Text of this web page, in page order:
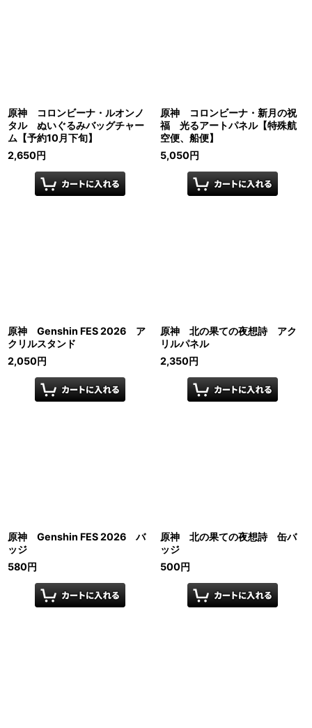
原神 コロンビーナ・ルオンノ
タル ぬいぐるみバッグチャー
ム【予約10月下旬】
2,650円
原神 コロンビーナ・新月の祝
福 光るアートパネル【特殊航
空便、船便】
5,050円
原神 Genshin FES 2026 ア
クリルスタンド
2,050円
原神 北の果ての夜想詩 アク
リルパネル
2,350円
原神 Genshin FES 2026 バ
ッジ
580円
原神 北の果ての夜想詩 缶バ
ッジ
500円